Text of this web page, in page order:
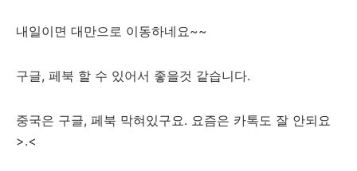
내일이면 대만으로 이동하네요~~
구글, 페북 할 수 있어서 좋을것 같습니다.
중국은 구글, 페북 막혀있구요. 요즘은 카톡도 잘 안되요
>.<